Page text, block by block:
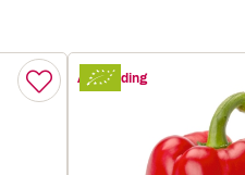
Aanbieding